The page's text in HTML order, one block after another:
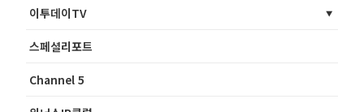
이투데이TV
스페셜리포트
Channel 5